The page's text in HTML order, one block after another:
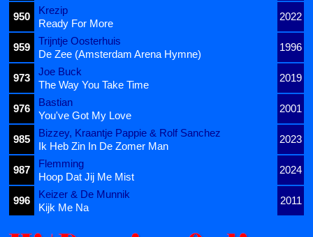
950
Krezip
2022
Ready For More
959
Trijntje Oosterhuis
1996
De Zee (Amsterdam Arena Hymne)
973
Joe Buck
2019
The Way You Take Time
976
Bastian
2001
You've Got My Love
985
Bizzey, Kraantje Pappie & Rolf Sanchez
2023
Ik Heb Zin In De Zomer Man
987
Flemming
2024
Hoop Dat Jij Me Mist
996
Keizer & De Munnik
2011
Kijk Me Na